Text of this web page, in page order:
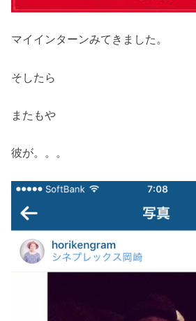
マイインターンみてきました。
そしたら
またもや
彼が。。。